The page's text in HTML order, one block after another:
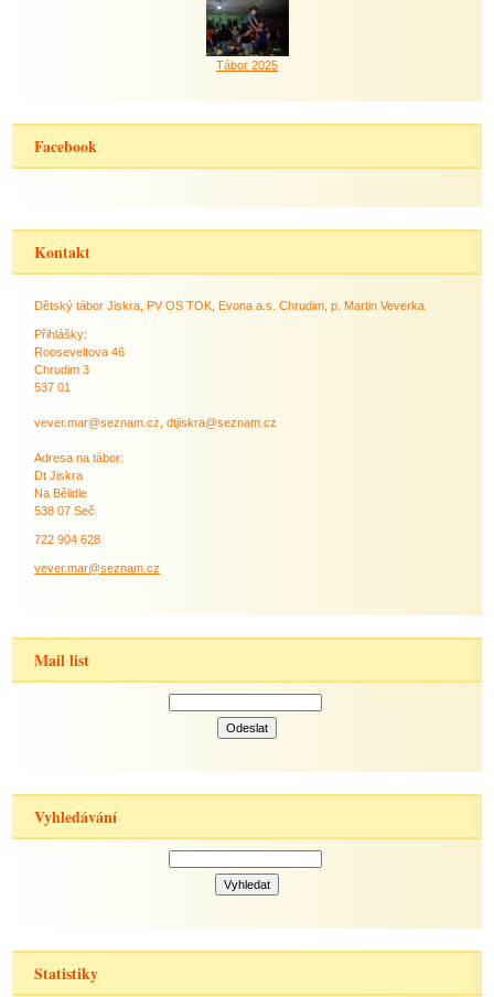
Tábor 2025
Facebook
Kontakt
Dětský tábor Jiskra, PV OS TOK, Evona a.s. Chrudim, p. Martin Veverka
Přihlášky:
Rooseveltova 46
Chrudim 3
537 01
vever.mar@seznam.cz, dtjiskra@seznam.cz
Adresa na tábor:
Dt Jiskra
Na Bělidle
538 07 Seč
722 904 628
vever.mar@seznam.cz
Mail list
Vyhledávání
Statistiky